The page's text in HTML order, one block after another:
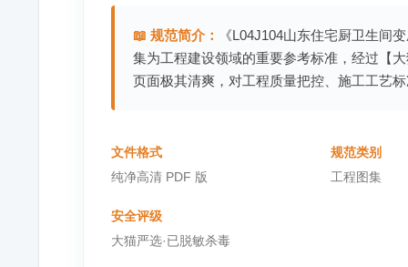
📖 规范简介：
《L04J104山东住宅厨卫生间
集为工程建设领域的重要参考标准，经过【
页面极其清爽，对工程质量把控、施工工艺
文件格式
纯净高清 PDF 版
规范类别
工程图集
安全评级
大猫严选·已脱敏杀毒